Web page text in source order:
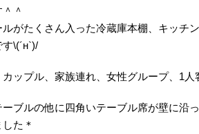
＾
がたくさん入った冷蔵庫本棚、キッチ
\(´н`)/
ップル、家族連れ、女性グループ、1
ブルの他に四角いテーブル席が壁に沿
た＊